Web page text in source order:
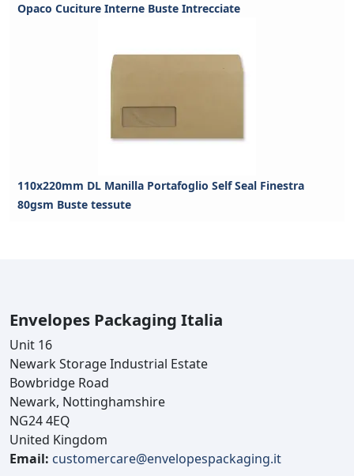
Opaco Cuciture Interne Buste Intrecciate
110x220mm DL Manilla Portafoglio Self Seal Finestra
80gsm Buste tessute
Envelopes Packaging Italia
Unit 16
Newark Storage Industrial Estate
Bowbridge Road
Newark, Nottinghamshire
NG24 4EQ
United Kingdom
Email: customercare@envelopespackaging.it